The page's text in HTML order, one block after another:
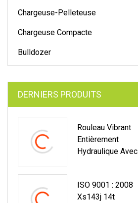
Chargeuse-Pelleteuse
Chargeuse Compacte
Bulldozer
DERNIERS PRODUITS
Rouleau Vibrant
Entièrement
Hydraulique Avec
ISO 9001 : 2008
Xs143j 14t